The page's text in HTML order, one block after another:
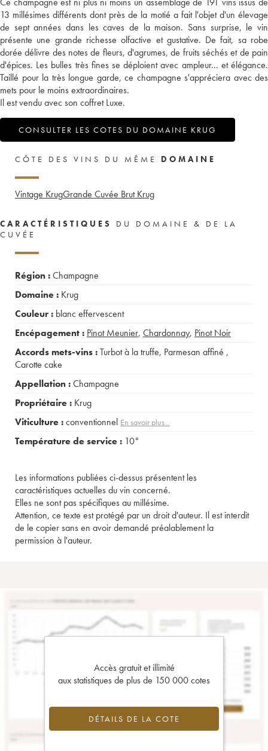
13 millésimes différents dont près de la motié a fait l'objet d'un élevage
de sept années dans les caves de la maison. Sans surprise, le vin
présente une grande richesse olfactive et gustative. De fait, sa robe
dorée délivre des notes de fleurs, d'agrumes, de fruits séchés et de pain
d'épices. Les bulles très fines se déploient avec ampleur... et élégance.
Taillé pour la très longue garde, ce champagne s'appréciera avec des
mets pour le moins extraordinaires.
Il est vendu avec son coffret Luxe.
CONSULTER LES COTES DU DOMAINE KRUG
CÔTE DES VINS DU MÊME DOMAINE
Vintage KrugGrande Cuvée Brut Krug
CARACTÉRISTIQUES
DU DOMAINE & DE LA
CUVÉE
Région :Champagne
Domaine : Krug
Couleur : blanc effervescent
Encépagement : Pinot Meunier, Chardonnay, Pinot Noir
Accords mets-vins :Turbot à la truffe, Parmesan affiné ,
Carotte cake
Appellation :Champagne
Propriétaire : Krug
Viticulture :conventionnel En savoir plus...
Température de service : 10°
Les informations publiées ci-dessus présentent les
caractéristiques actuelles du vin concerné.
Elles ne sont pas spécifiques au millésime.
Attention, ce texte est protégé par un droit d'auteur. Il est interdit
de le copier sans en avoir demandé préalablement la
permission à l'auteur.
Accès gratuit et illimité
aux statistiques de plus de 150 000 cotes
DÉTAILS DE LA COTE